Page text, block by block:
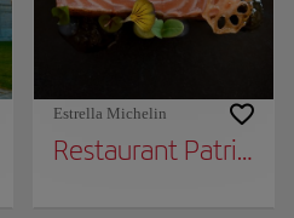
Irlanda
Estrella Michelin
Restaurant Patrick